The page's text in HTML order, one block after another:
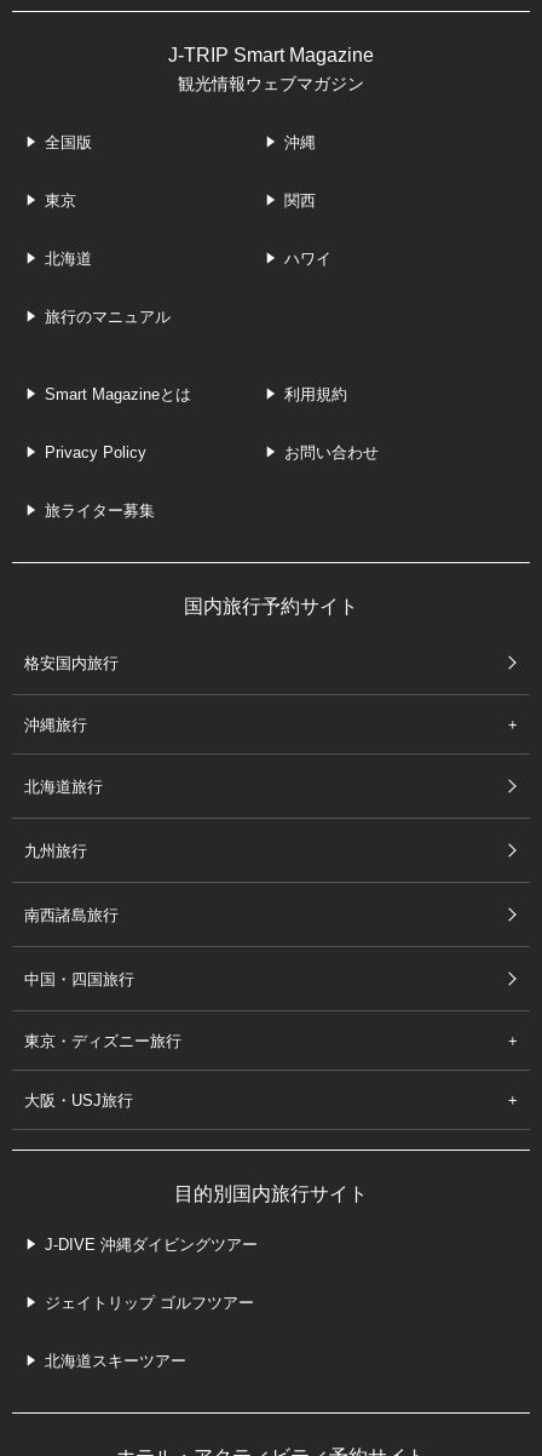
J-TRIP Smart Magazine
観光情報ウェブマガジン
全国版 沖縄
東京 関西
北海道 ハワイ
旅行のマニュアル
Smart Magazineとは 利用規約
Privacy Policy お問い合わせ
旅ライター募集
国内旅行予約サイト
格安国内旅行
沖縄旅行
北海道旅行
九州旅行
南西諸島旅行
中国・四国旅行
東京・ディズニー旅行
大阪・USJ旅行
目的別国内旅行サイト
J-DIVE 沖縄ダイビングツアー
ジェイトリップ ゴルフツアー
北海道スキーツアー